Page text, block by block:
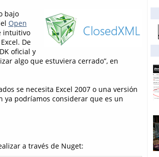
bajo
Open
intuitivo
De
oficial y
algo que estuviera cerrado”, en
se necesita Excel 2007 o una versión
ya podríamos considerar que es un
a través de Nuget: